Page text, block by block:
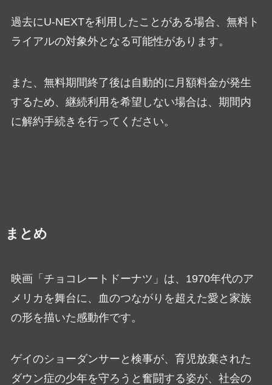
過去にU-NEXTを利用したことがある場合、無料ト
ライアルの対象外となる可能性があります。
また、無料期間終了後は自動的に月額料金が発生
するため、継続利用を希望しない場合は、期間内
に解約手続きを行ってください。
まとめ
映画「チョコレートドーナツ」は、1970年代のア
メリカを舞台に、血のつながりを超えた愛と家族
の形を描いた感動作です。
ゲイのショーダンサーと検事が、育児放棄された
ダウン症の少年を守ろうと奮闘する姿が、社会の